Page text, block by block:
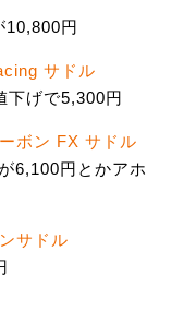
円
サドル
げで5,300円
ボン FX サドル
6,100円とかアホ
サドル